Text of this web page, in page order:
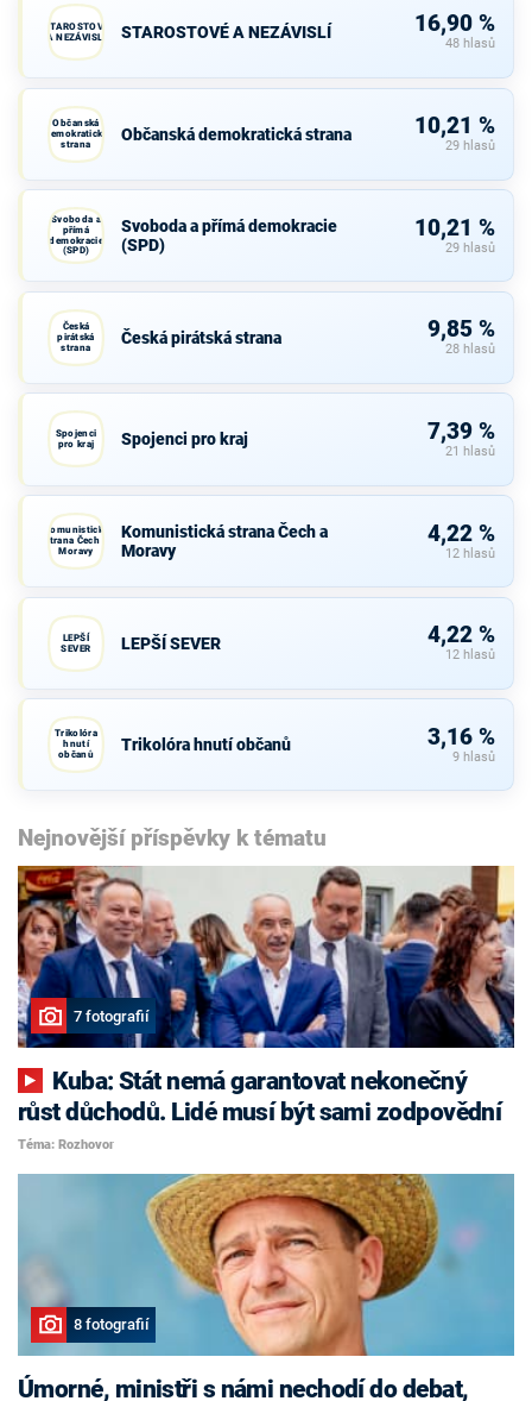
STAROSTOVÉ
A NEZÁVISLÍ
STAROSTOVÉ A NEZÁVISLÍ 16,90 %
48 hlasů
Občanská
demokratická
strana
Občanská demokratická strana 10,21 %
29 hlasů
Svoboda a
přímá
demokracie
(SPD)
Svoboda a přímá demokracie
(SPD)
10,21 %
29 hlasů
Česká
pirátská
strana
Česká pirátská strana 9,85 %
28 hlasů
Spojenci
pro kraj
Spojenci pro kraj 7,39 %
21 hlasů
Komunistická
strana Čech a
Moravy
Komunistická strana Čech a
Moravy
4,22 %
12 hlasů
LEPŠÍ
SEVER
LEPŠÍ SEVER 4,22 %
12 hlasů
Trikolóra
hnutí
občanů
Trikolóra hnutí občanů 3,16 %
9 hlasů
Nejnovější příspěvky k tématu
7 fotografií
růst důchodů. Lidé musí být sami zodpovědní
Téma: Rozhovor
8 fotografií
Úmorné, ministři s námi nechodí do debat,